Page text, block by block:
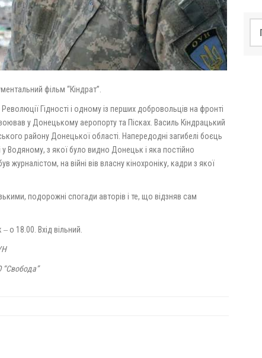
фільм “Кіндрат”.
Гідності і одному із перших добровольців на фронті
у Донецькому аеропорту та Пісках. Василь Кіндрацький
району Донецької області. Напередодні загибелі боєць
Водяному, з якої було видно Донецьк і яка постійно
журналістом, на війні вів власну кінохроніку, кадри з якої
подорожні спогади авторів і те, що відзняв сам
о 18.00. Вхід вільний.
“Свобода”